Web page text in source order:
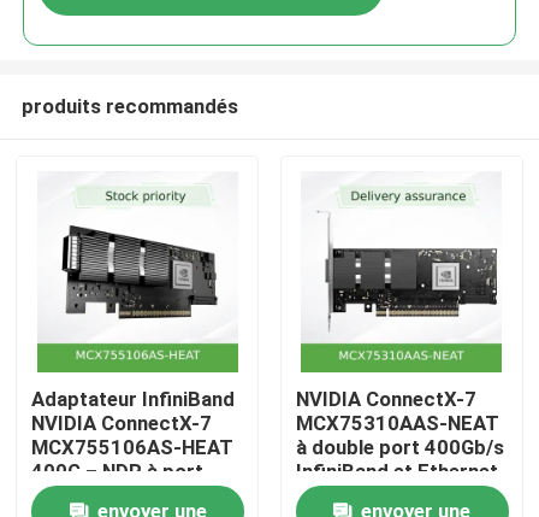
Accueil
Produits
Vidéos
produits recommandés
Adaptateur InfiniBand
NVIDIA ConnectX-7
MCX755106AS-HEAT
400G – NDR à port
unique, PCIe 5.0,
envoyer une
NVIDIA ConnectX-7
MCX75310AAS-NEAT
à double port 400Gb/s
InfiniBand et Ethernet
Adapteur intelligent
envoyer une